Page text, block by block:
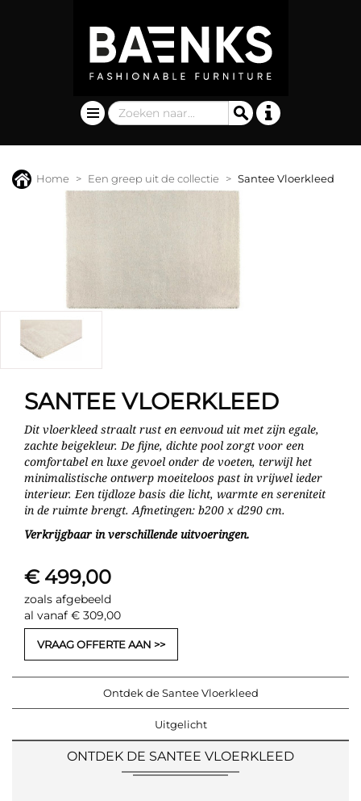
Home Een greep uit de collectie Santee Vloerkleed
SANTEE VLOERKLEED
Dit vloerkleed straalt rust en eenvoud uit met zijn egale,
zachte beigekleur. De fijne, dichte pool zorgt voor een
comfortabel en luxe gevoel onder de voeten, terwijl het
minimalistische ontwerp moeiteloos past in vrijwel ieder
interieur. Een tijdloze basis die licht, warmte en sereniteit
in de ruimte brengt. Afmetingen: b200 x d290 cm.
Verkrijgbaar in verschillende uitvoeringen.
€ 499,00
zoals afgebeeld
al vanaf € 309,00
VRAAG OFFERTE AAN
Ontdek de Santee Vloerkleed
Uitgelicht
ONTDEK DE SANTEE VLOERKLEED